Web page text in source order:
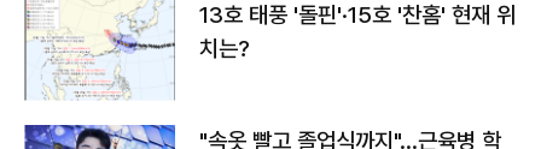
13호 태풍 '돌핀'·15호 '찬홈' 현재 위
치는?
"속옷 빨고 졸업식까지"…근육병 학